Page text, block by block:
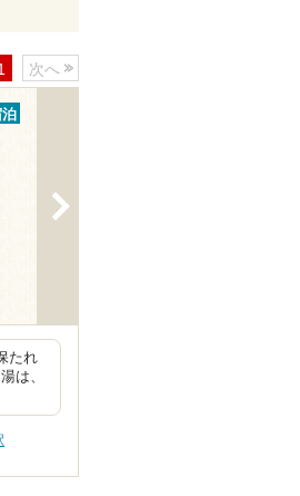
次へ
たれ
は、